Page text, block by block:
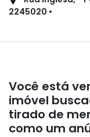
2245020 •
Você está
imóvel
tirado de
como um